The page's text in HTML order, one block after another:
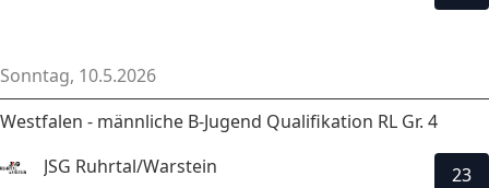
Sonntag, 10.5.2026
Westfalen - männliche B-Jugend Qualifikation RL Gr. 4
JSG Ruhrtal/Warstein
23